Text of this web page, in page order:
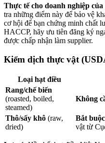
Thực tế cho doanh nghiệp của
tra những điểm này để bảo vệ
cơ hội để bạn chứng minh chất
HACCP, hãy ưu tiên đăng ký
được chấp nhận làm supplier.
Kiểm dịch thực vật
Loại hạt điều
Rang/chế biến
(roasted, boiled,
steamed)
Không
Thô/sấy khô (raw,
dried)
Bắt buộc
vật từ